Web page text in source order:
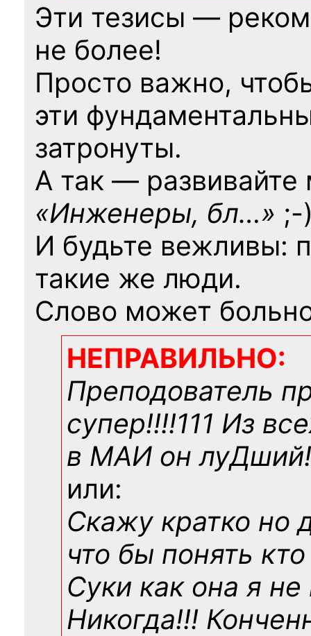
Эти тезисы —
не более!
Просто важно,
эти
затронуты.
А так — развивайте
«Инженеры, бл…» ;-
И будьте вежливы:
такие же люди.
Слово может
НЕПРАВИЛЬНО:
Преподователь
супер!!!!111 Из
в МАИ он
или:
Скажу кратко но
что бы понять
Суки как она я не
Никогда!!!